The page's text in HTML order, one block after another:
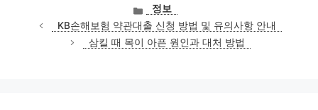
카
테
고
리
정보
KB손해보험 약관대출 신청 방법 및 유의사항 안내
삼킬 때 목이 아픈 원인과 대처 방법